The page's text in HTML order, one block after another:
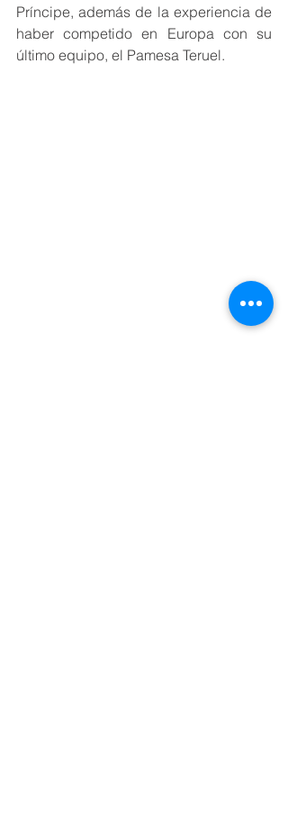
Príncipe, además de la experiencia de
haber competido en Europa con su
último equipo, el Pamesa Teruel.